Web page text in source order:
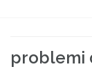
problemi